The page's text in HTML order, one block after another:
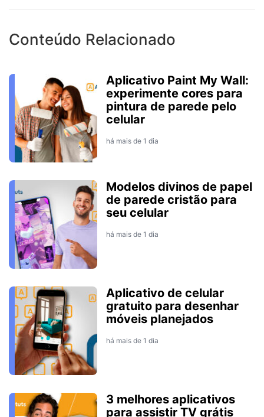
Conteúdo Relacionado
Aplicativo Paint My Wall:
experimente cores para
pintura de parede pelo
celular
há mais de 1 dia
Modelos divinos de papel
de parede cristão para
seu celular
há mais de 1 dia
Aplicativo de celular
gratuito para desenhar
móveis planejados
há mais de 1 dia
3 melhores aplicativos
para assistir TV grátis